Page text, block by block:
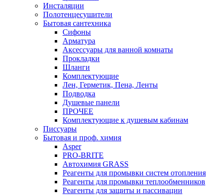
Инсталяции
Полотенцесушители
Бытовая сантехника
Сифоны
Арматура
Аксессуары для ванной комнаты
Прокладки
Шланги
Комплектующие
Лен, Герметик, Пена, Ленты
Подводка
Душевые панели
ПРОЧЕЕ
Комплектующие к душевым кабинам
Писсуары
Бытовая и проф. химия
Asper
PRO-BRITE
Автохимия GRASS
Реагенты для промывки систем отопления
Реагенты для промывки теплообменников
Реагенты для защиты и пассивации